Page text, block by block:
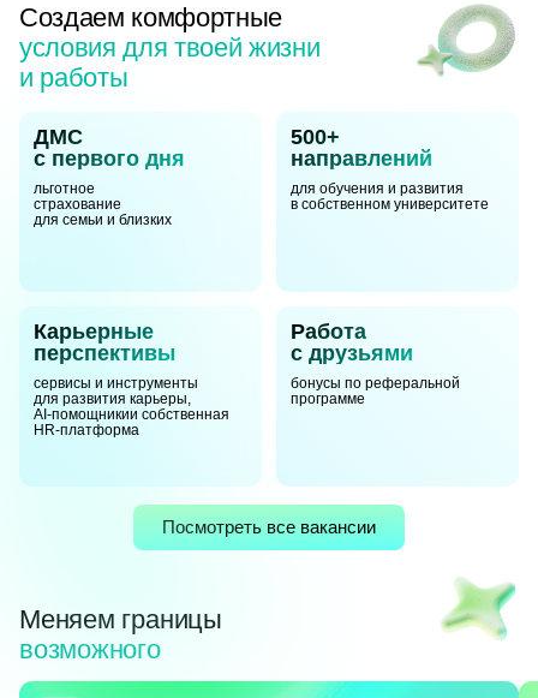
Создаем комфортные
условия для твоей жизни
и работы
ДМС
с первого дня
льготное
страхование
для семьи и близких
500+
направлений
для обучения и развития
в собственном университете
Карьерные
перспективы
сервисы и инструменты
для развития карьеры,
AI-помощникии собственная
HR-платформа
Работа
с друзьями
бонусы по реферальной
программе
Посмотреть все вакансии
Меняем границы
возможного